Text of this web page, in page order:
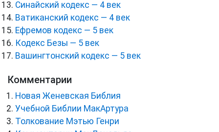
Синайский кодекс — 4 век
Ватиканский кодекс — 4 век
Ефремов кодекс — 5 век
Кодекс Безы — 5 век
Вашингтонский кодекс — 5 век
Комментарии
Новая Женевская Библия
Учебной Библии МакАртура
Толкование Мэтью Генри